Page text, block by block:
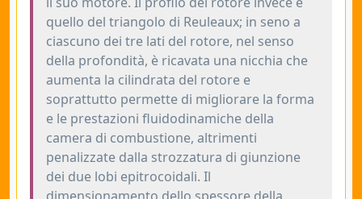
quello del triangolo di Reuleaux; in seno a
ciascuno dei tre lati del rotore, nel senso
della profondità, è ricavata una nicchia che
aumenta la cilindrata del rotore e
soprattutto permette di migliorare la forma
e le prestazioni fluidodinamiche della
camera di combustione, altrimenti
penalizzate dalla strozzatura di giunzione
dei due lobi epitrocoidali. Il
dimensionamento dello spessore della